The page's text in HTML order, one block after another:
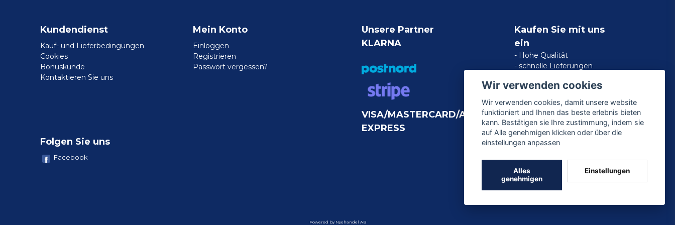
Kundendienst
Kauf- und Lieferbedingungen
Cookies
Bonuskunde
Kontaktieren Sie uns
Mein Konto
Einloggen
Registrieren
Passwort vergessen?
Unsere Partner
KLARNA
VISA/MASTERCARD/AMERICAN
EXPRESS
Kaufen Sie mit uns
ein
- Hohe Qualität
- schnelle Lieferungen
Folgen Sie uns
Facebook
Powered by Nyehandel AB
Wir verwenden cookies
Wir verwenden cookies, damit unsere website
funktioniert und Ihnen das beste erlebnis bieten
kann. Bestätigen sie Ihre zustimmung, indem sie
auf Alle genehmigen klicken oder über die
einstellungen anpassen
Alles
genehmigen
Einstellungen